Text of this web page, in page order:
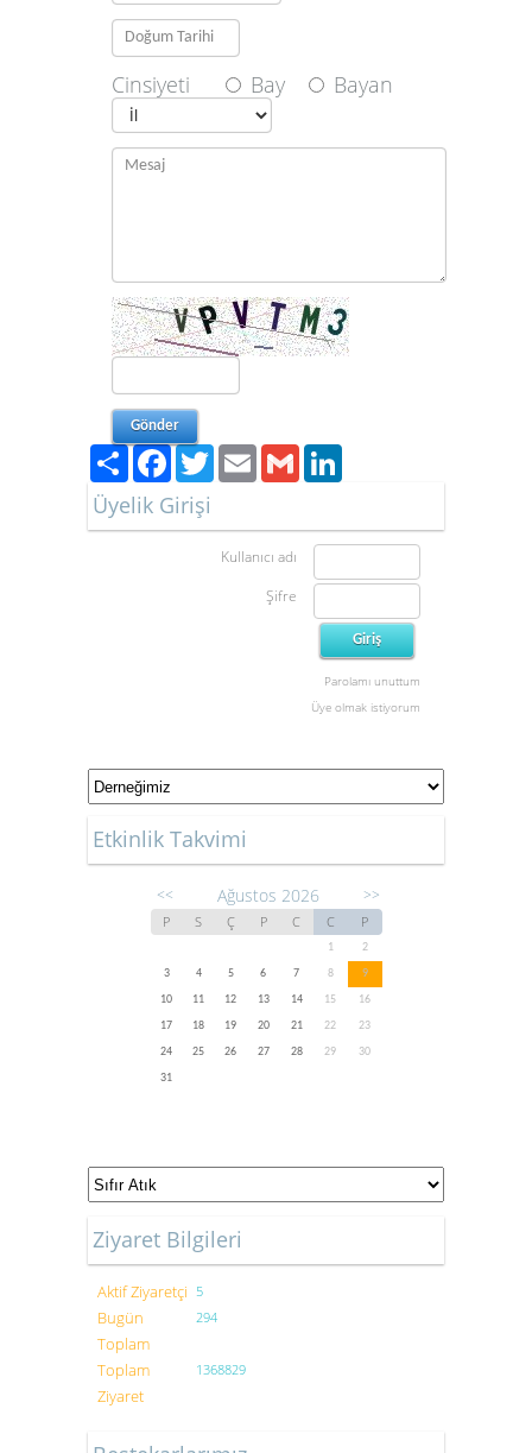
Cinsiyeti Bay Bayan
PaylaşFacebook
TwitterEmailGmail
Üyelik Girişi
Kullanıcı adı
Şifre
Parolamı unuttum
Üye olmak istiyorum
Etkinlik Takvimi
<< Ağustos 2026 >>
P S Ç P C C P
1
2
3
4 5 6 7 8
9
10
11 12 13 14 15
16
17
18 19 20 21 22
23
24
25 26 27 28 29
30
31
Ziyaret Bilgileri
Aktif Ziyaretçi 5
Bugün
Toplam
294
Toplam
Ziyaret
1368829